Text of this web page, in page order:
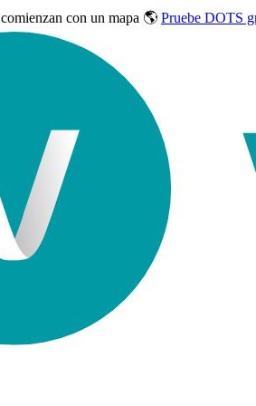
comienzan con un mapa 🌎 Pruebe DOTS